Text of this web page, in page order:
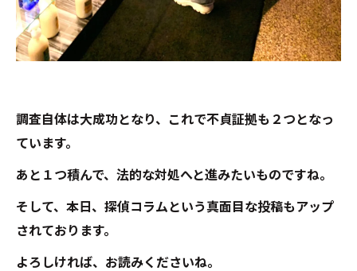
調査自体は大成功となり、これで不貞証拠も２つとなっ
ています。
あと１つ積んで、法的な対処へと進みたいものですね。
そして、本日、探偵コラムという真面目な投稿もアップ
されております。
よろしければ、お読みくださいね。